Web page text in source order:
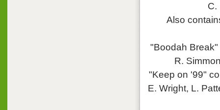
C.
Also
"Boodah
R.
"Keep on '99"
E. Wright, L.